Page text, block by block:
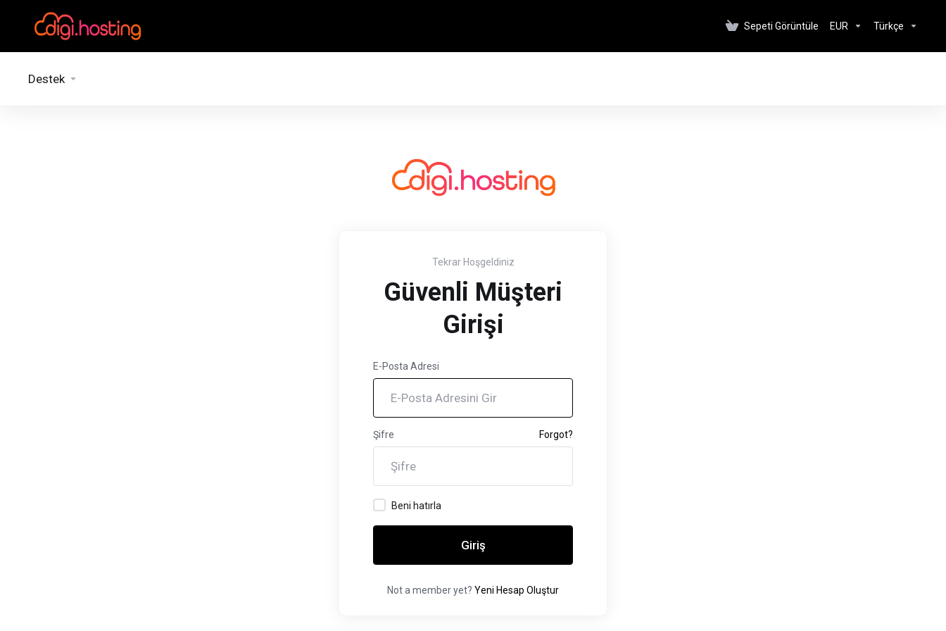
Sepeti Görüntüle EUR Türkçe
Destek
Tekrar Hoşgeldiniz
Güvenli Müşteri
Girişi
E-Posta Adresi
Şifre Forgot?
Beni hatırla
Giriş
Not a member yet? Yeni Hesap Oluştur